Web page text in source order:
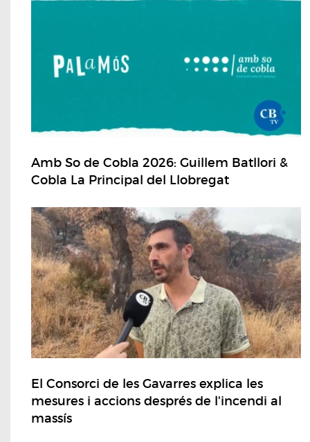
Amb So de Cobla 2026: Guillem Batllori &
Cobla La Principal del Llobregat
El Consorci de les Gavarres explica les
mesures i accions després de l'incendi al
massís